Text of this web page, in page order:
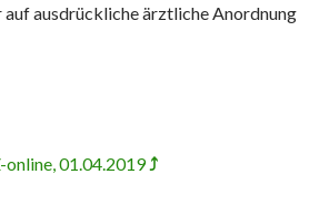
ausdrückliche ärztliche Anordnung
auf Patientenwunsch bleibt zulässig
01.04.2019⤴